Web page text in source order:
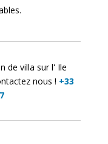
de villa sur l' Ile
nous ! +33